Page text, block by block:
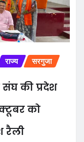
राज्य सरगुजा
की प्रदेश
को
रैली